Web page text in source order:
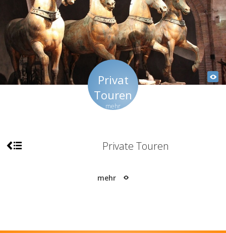
Privat
Touren
mehr
Private Touren
mehr